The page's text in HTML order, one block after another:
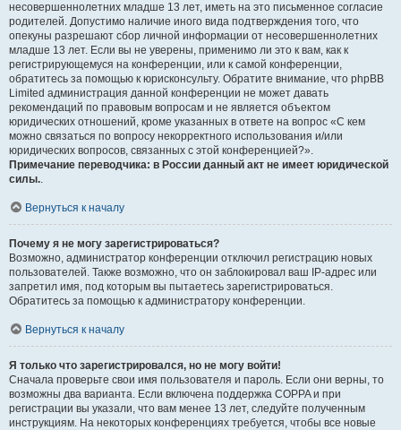
несовершеннолетних младше 13 лет, иметь на это письменное согласие
родителей. Допустимо наличие иного вида подтверждения того, что
опекуны разрешают сбор личной информации от несовершеннолетних
младше 13 лет. Если вы не уверены, применимо ли это к вам, как к
регистрирующемуся на конференции, или к самой конференции,
обратитесь за помощью к юрисконсульту. Обратите внимание, что phpBB
Limited администрация данной конференции не может давать
рекомендаций по правовым вопросам и не является объектом
юридических отношений, кроме указанных в ответе на вопрос «С кем
можно связаться по вопросу некорректного использования и/или
юридических вопросов, связанных с этой конференцией?».
Примечание переводчика: в России данный акт не имеет юридической
силы..
Вернуться к началу
Почему я не могу зарегистрироваться?
Возможно, администратор конференции отключил регистрацию новых
пользователей. Также возможно, что он заблокировал ваш IP-адрес или
запретил имя, под которым вы пытаетесь зарегистрироваться.
Обратитесь за помощью к администратору конференции.
Вернуться к началу
Я только что зарегистрировался, но не могу войти!
Сначала проверьте свои имя пользователя и пароль. Если они верны, то
возможны два варианта. Если включена поддержка COPPA и при
регистрации вы указали, что вам менее 13 лет, следуйте полученным
инструкциям. На некоторых конференциях требуется, чтобы все новые